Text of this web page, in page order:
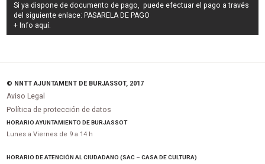
Si ya dispone de documento de pago, puede efectuar el pago a través
del siguiente enlace:PASARELA DE PAGO
+ Info aquí.
© NNTT AJUNTAMENT DE BURJASSOT, 2017
Aviso Legal
Política de protección de datos
HORARIO AYUNTAMIENTO DE BURJASSOT
Lunes a Viernes de 9 a 14 h
HORARIO DE ATENCIÓN AL CIUDADANO (SAC – CASA DE CULTURA)